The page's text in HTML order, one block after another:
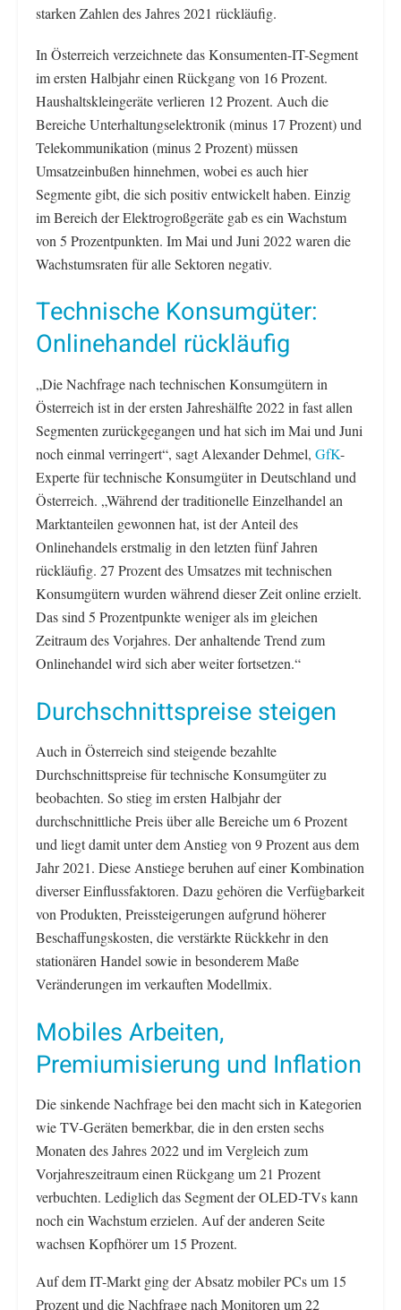
starken Zahlen des Jahres 2021 rückläufig.
In Österreich verzeichnete das Konsumenten-IT-Segment
im ersten Halbjahr einen Rückgang von 16 Prozent.
Haushaltskleingeräte verlieren 12 Prozent. Auch die
Bereiche Unterhaltungselektronik (minus 17 Prozent) und
Telekommunikation (minus 2 Prozent) müssen
Umsatzeinbußen hinnehmen, wobei es auch hier
Segmente gibt, die sich positiv entwickelt haben. Einzig
im Bereich der Elektrogroßgeräte gab es ein Wachstum
von 5 Prozentpunkten. Im Mai und Juni 2022 waren die
Wachstumsraten für alle Sektoren negativ.
Technische Konsumgüter:
Onlinehandel rückläufig
„Die Nachfrage nach technischen Konsumgütern in
Österreich ist in der ersten Jahreshälfte 2022 in fast allen
Segmenten zurückgegangen und hat sich im Mai und Juni
noch einmal verringert“, sagt Alexander Dehmel, GfK-
Experte für technische Konsumgüter in Deutschland und
Österreich. „Während der traditionelle Einzelhandel an
Marktanteilen gewonnen hat, ist der Anteil des
Onlinehandels erstmalig in den letzten fünf Jahren
rückläufig. 27 Prozent des Umsatzes mit technischen
Konsumgütern wurden während dieser Zeit online erzielt.
Das sind 5 Prozentpunkte weniger als im gleichen
Zeitraum des Vorjahres. Der anhaltende Trend zum
Onlinehandel wird sich aber weiter fortsetzen.“
Durchschnittspreise steigen
Auch in Österreich sind steigende bezahlte
Durchschnittspreise für technische Konsumgüter zu
beobachten. So stieg im ersten Halbjahr der
durchschnittliche Preis über alle Bereiche um 6 Prozent
und liegt damit unter dem Anstieg von 9 Prozent aus dem
Jahr 2021. Diese Anstiege beruhen auf einer Kombination
diverser Einflussfaktoren. Dazu gehören die Verfügbarkeit
von Produkten, Preissteigerungen aufgrund höherer
Beschaffungskosten, die verstärkte Rückkehr in den
stationären Handel sowie in besonderem Maße
Veränderungen im verkauften Modellmix.
Mobiles Arbeiten,
Premiumisierung und Inflation
Die sinkende Nachfrage bei den macht sich in Kategorien
wie TV-Geräten bemerkbar, die in den ersten sechs
Monaten des Jahres 2022 und im Vergleich zum
Vorjahreszeitraum einen Rückgang um 21 Prozent
verbuchten. Lediglich das Segment der OLED-TVs kann
noch ein Wachstum erzielen. Auf der anderen Seite
wachsen Kopfhörer um 15 Prozent.
Auf dem IT-Markt ging der Absatz mobiler PCs um 15
Prozent und die Nachfrage nach Monitoren um 22